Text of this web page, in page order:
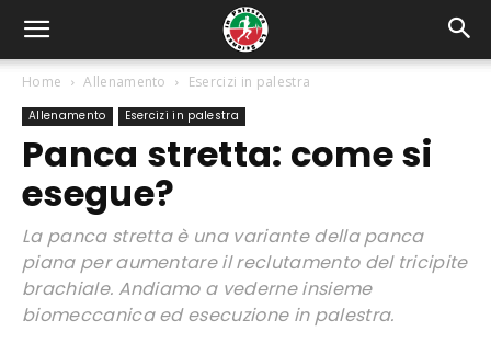
Home Allenamento Esercizi in palestra
Allenamento Esercizi in palestra
Panca stretta: come si
esegue?
La panca stretta è una variante della panca
piana per aumentare il reclutamento del tricipite
brachiale. Andiamo a vederne insieme
biomeccanica ed esecuzione in palestra.